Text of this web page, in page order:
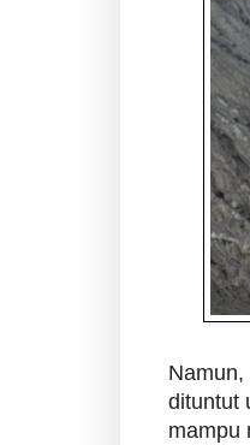
dituntut
mampu